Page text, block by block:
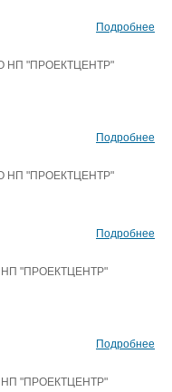
Подробнее
НП "ПРОЕКТЦЕНТР"
Подробнее
НП "ПРОЕКТЦЕНТР"
Подробнее
НП "ПРОЕКТЦЕНТР"
Подробнее
НП "ПРОЕКТЦЕНТР"